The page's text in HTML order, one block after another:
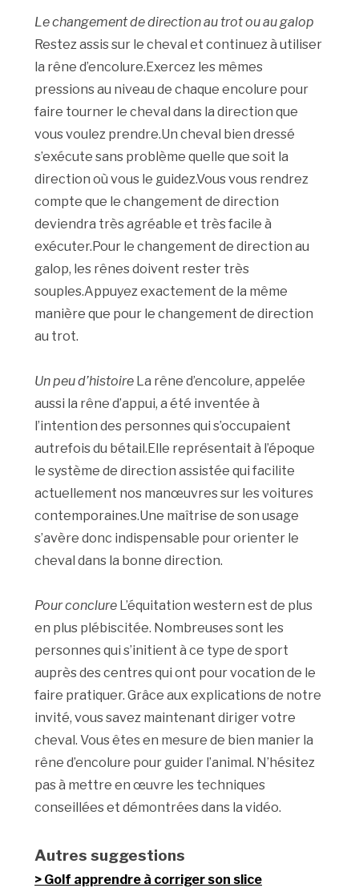
Le changement de direction au trot ou au galop
Restez assis sur le cheval et continuez à utiliser
la rêne d’encolure.Exercez les mêmes
pressions au niveau de chaque encolure pour
faire tourner le cheval dans la direction que
vous voulez prendre.Un cheval bien dressé
s’exécute sans problème quelle que soit la
direction où vous le guidez.Vous vous rendrez
compte que le changement de direction
deviendra très agréable et très facile à
exécuter.Pour le changement de direction au
galop, les rênes doivent rester très
souples.Appuyez exactement de la même
manière que pour le changement de direction
au trot.
Un peu d’histoire La rêne d’encolure, appelée
aussi la rêne d’appui, a été inventée à
l’intention des personnes qui s’occupaient
autrefois du bétail.Elle représentait à l’époque
le système de direction assistée qui facilite
actuellement nos manœuvres sur les voitures
contemporaines.Une maîtrise de son usage
s’avère donc indispensable pour orienter le
cheval dans la bonne direction.
Pour conclure L’équitation western est de plus
en plus plébiscitée. Nombreuses sont les
personnes qui s’initient à ce type de sport
auprès des centres qui ont pour vocation de le
faire pratiquer. Grâce aux explications de notre
invité, vous savez maintenant diriger votre
cheval. Vous êtes en mesure de bien manier la
rêne d’encolure pour guider l’animal. N’hésitez
pas à mettre en œuvre les techniques
conseillées et démontrées dans la vidéo.
Autres suggestions
Golf apprendre à corriger son slice